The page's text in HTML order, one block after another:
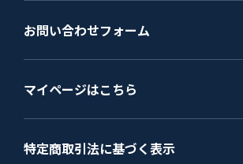
お問い合わせフォーム
マイページはこちら
特定商取引法に基づく表示